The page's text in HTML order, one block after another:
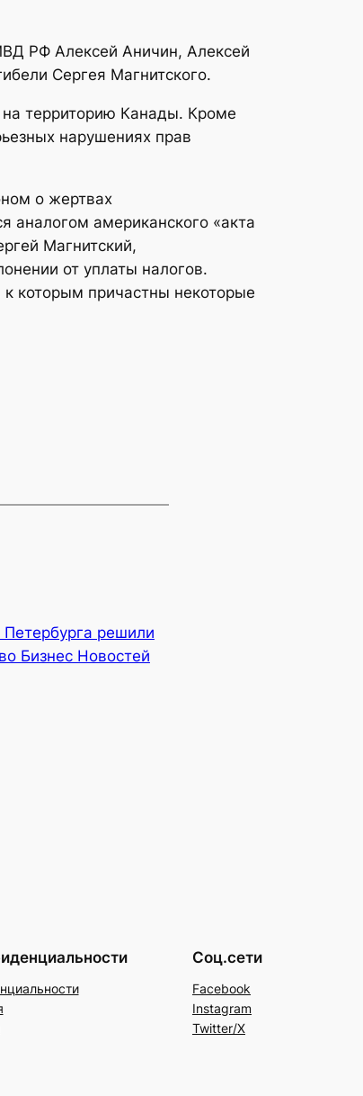
РФ Алексей Аничин, Алексей
Сергея Магнитского.
территорию Канады. Кроме
нарушениях прав
о жертвах
аналогом американского «акта
Магнитский,
от уплаты налогов.
которым причастны некоторые
решили
Бизнес Новостей
Соц.сети
Facebook
Instagram
Twitter/X